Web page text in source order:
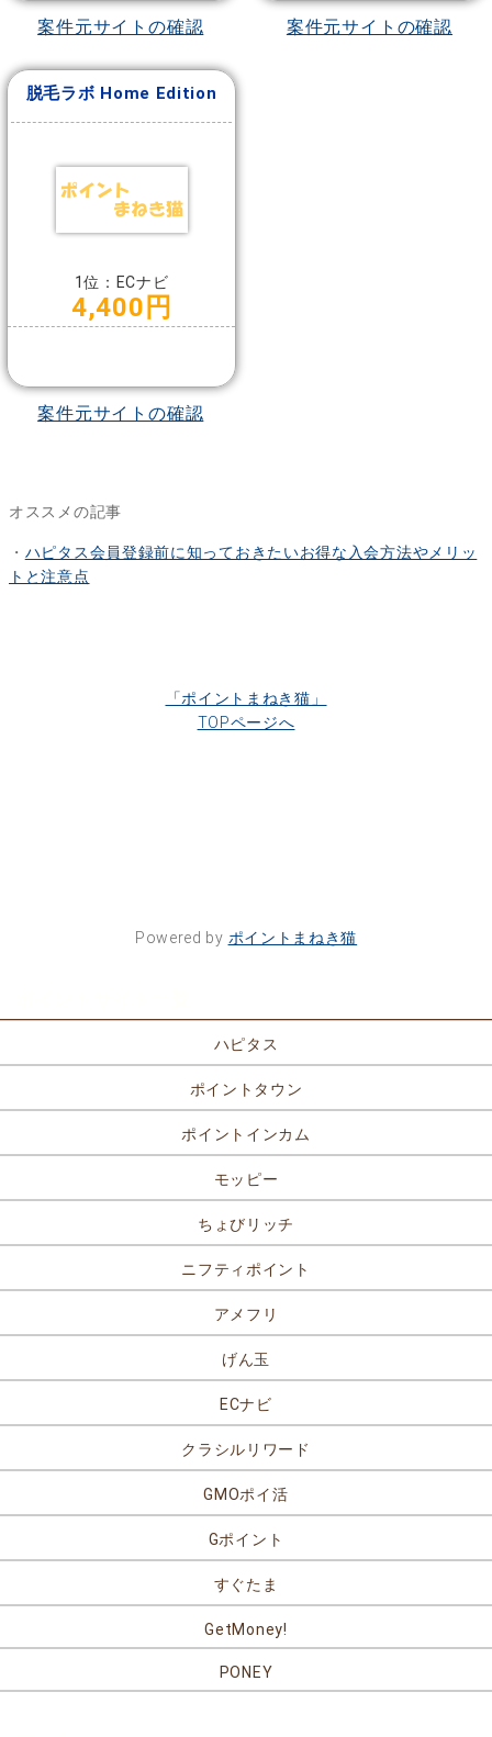
案件元サイトの確認 案件元サイトの確認
脱毛ラボ Home Edition
1位：ECナビ
4,400円
案件元サイトの確認
オススメの記事
・ ハピタス会員登録前に知っておきたいお得な入会方法やメリッ
トと注意点
「ポイントまねき猫」
TOPページへ
Powered by ポイントまねき猫
ハピタス
ポイントタウン
ポイントインカム
モッピー
ちょびリッチ
ニフティポイント
アメフリ
げん玉
ECナビ
クラシルリワード
GMOポイ活
Gポイント
すぐたま
GetMoney!
PONEY